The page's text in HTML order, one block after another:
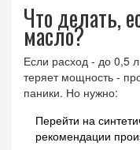
Что делать,
масло?
Если расход - до 0,5
теряет мощность -
паники. Но нужно:
Перейти на
рекомендации